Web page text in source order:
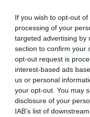
If you wish to opt-out
processing of your
targeted advertising by
section to confirm your
opt-out request is
interest-based ads
us or personal
your opt-out. You may
disclosure of your
IAB’s list of
soccorsi sul